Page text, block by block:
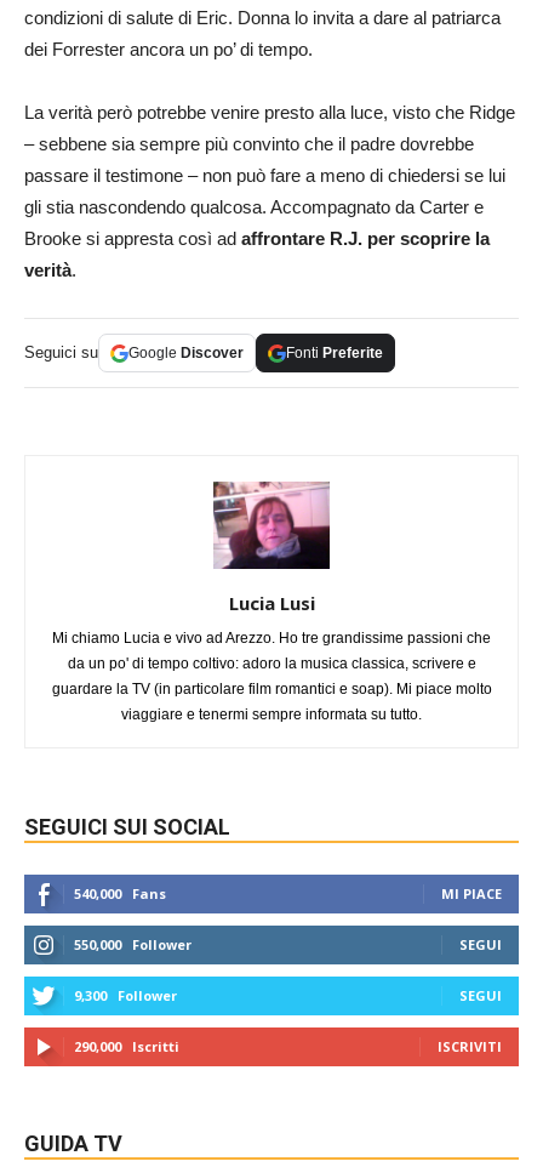
condizioni di salute di Eric. Donna lo invita a dare al patriarca
dei Forrester ancora un po’ di tempo.
La verità però potrebbe venire presto alla luce, visto che Ridge
– sebbene sia sempre più convinto che il padre dovrebbe
passare il testimone – non può fare a meno di chiedersi se lui
gli stia nascondendo qualcosa. Accompagnato da Carter e
Brooke si appresta così ad affrontare R.J. per scoprire la
verità.
Seguici su Google Discover Fonti Preferite
Lucia Lusi
Mi chiamo Lucia e vivo ad Arezzo. Ho tre grandissime passioni che
da un po' di tempo coltivo: adoro la musica classica, scrivere e
guardare la TV (in particolare film romantici e soap). Mi piace molto
viaggiare e tenermi sempre informata su tutto.
SEGUICI SUI SOCIAL
540,000 Fans MI PIACE
550,000 Follower SEGUI
9,300 Follower SEGUI
290,000 Iscritti ISCRIVITI
GUIDA TV